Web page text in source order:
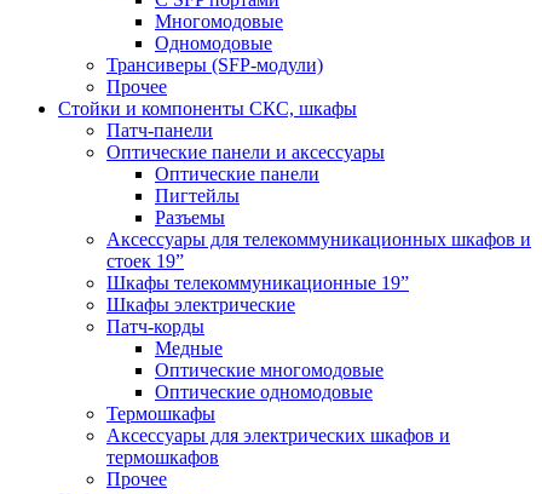
Многомодовые
Одномодовые
Трансиверы (SFP-модули)
Прочее
Стойки и компоненты СКС, шкафы
Патч-панели
Оптические панели и аксессуары
Оптические панели
Пигтейлы
Разъемы
Аксессуары для телекоммуникационных шкафов и
стоек 19”
Шкафы телекоммуникационные 19”
Шкафы электрические
Патч-корды
Медные
Оптические многомодовые
Оптические одномодовые
Термошкафы
Аксессуары для электрических шкафов и
термошкафов
Прочее